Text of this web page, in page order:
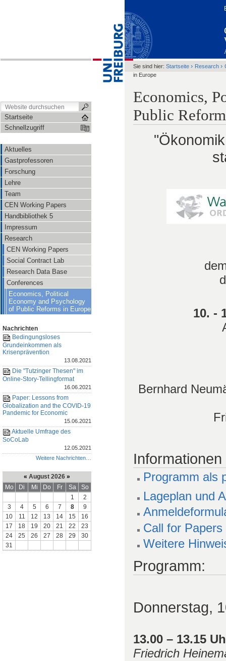
Startseite
Schnellzugriff
Aktuelles
Gastprofessoren
Forschung
Lehre
Team
CEN Working Papers
Handbibliothek 5
Impressum
Research
CEN Working Papers
Social Contract Lab
Research Data Base
Conferences
Economics, Political
Economy and Psychology
of Public Reforms in Europe
Nachrichten
Bedingungsloses
Grundeinkommen als
Krisenprävention
13.08.2021
Die "Tutzinger Thesen" im
Online-Story-Tellingformat
16.06.2021
Paper: Lessons from
Globalization and the COVID-19
Pandemic for Economic
15.06.2021
Aktuelle Umfrage des
SoCoLab
12.05.2021
Weitere Nachrichten…
« August 2026 »
Mo
Di Mi Do Fr Sa
So
1
2
3
4 5 6 7 8
9
10
11 12 13 14 15
16
17
18 19 20 21 22
23
24
25 26 27 28 29
30
31
Sie sind hier: Startseite › Research ›
in Europe
Economics,
Public
10. -
Bernhard
Programm als
Lageplan und
Call for Papers
Weitere
Programm:
Donnerstag,
13.00 – 13.15
Friedrich